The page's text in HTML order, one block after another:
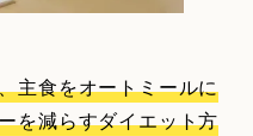
主食をオートミールに
を減らすダイエット方